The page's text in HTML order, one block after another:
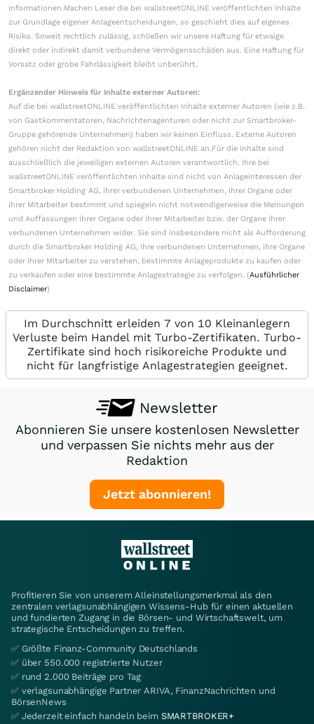
Informationen.Machen Leser die bei wallstreetONLINE veröffentlichten Inhalte
zur Grundlage eigener Anlageentscheidungen, so geschieht dies auf eigenes
Risiko. Soweit rechtlich zulässig, schließen wir unsere Haftung für etwaige
direkt oder indirekt damit verbundene Vermögensschäden aus. Eine Haftung für
Vorsatz oder grobe Fahrlässigkeit bleibt unberührt.
Ergänzender Hinweis für Inhalte externer Autoren:
Auf die bei wallstreetONLINE veröffentlichten Inhalte externer Autoren (wie z.B.
von Gastkommentatoren, Nachrichtenagenturen oder nicht zur Smartbroker-
Gruppe gehörende Unternehmen) haben wir keinen Einfluss. Externe Autoren
gehören nicht der Redaktion von wallstreetONLINE an.Für die Inhalte sind
ausschließlich die jeweiligen externen Autoren verantwortlich. Ihre bei
wallstreetONLINE veröffentlichten Inhalte sind nicht von Anlageinteressen der
Smartbroker Holding AG, ihrer verbundenen Unternehmen, ihrer Organe oder
ihrer Mitarbeiter bestimmt und spiegeln nicht notwendigerweise die Meinungen
und Auffassungen ihrer Organe oder ihrer Mitarbeiter bzw. der Organe ihrer
verbundenen Unternehmen wider. Sie sind insbesondere nicht als Aufforderung
durch die Smartbroker Holding AG, ihre verbundenen Unternehmen, ihre Organe
oder ihrer Mitarbeiter zu verstehen, bestimmte Anlageprodukte zu kaufen oder
zu verkaufen oder eine bestimmte Anlagestrategie zu verfolgen. (Ausführlicher
Disclaimer)
Im Durchschnitt erleiden 7 von 10 Kleinanlegern
Verluste beim Handel mit Turbo-Zertifikaten. Turbo-
Zertifikate sind hoch risikoreiche Produkte und
nicht für langfristige Anlagestrategien geeignet.
Newsletter
Abonnieren Sie unsere kostenlosen Newsletter
und verpassen Sie nichts mehr aus der
Redaktion
Jetzt abonnieren!
Profitieren Sie von unserem Alleinstellungsmerkmal als den
zentralen verlagsunabhängigen Wissens-Hub für einen aktuellen
und fundierten Zugang in die Börsen- und Wirtschaftswelt, um
strategische Entscheidungen zu treffen.
✅ Größte Finanz-Community Deutschlands
✅ über 550.000 registrierte Nutzer
✅ rund 2.000 Beiträge pro Tag
✅ verlagsunabhängige Partner ARIVA, FinanzNachrichten und
BörsenNews
✅ Jederzeit einfach handeln beim SMARTBROKER+